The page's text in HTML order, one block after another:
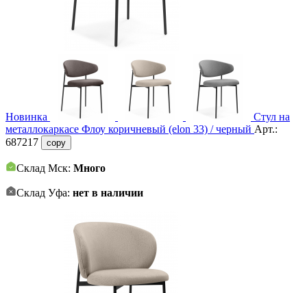
Новинка
Стул на
металлокаркасе Флоу коричневый (elon 33) / черный Арт.:
687217
copy
Склад Мск: Много
Склад Уфа: нет в наличии